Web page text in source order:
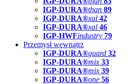
IGP-DURA®than 89
IGP-DURA®xal 42
IGP-DURA®xal 46
IGP-HWFindustry 79
Przemysł wewnątrz
IGP-DURA®guard 32
IGP-DURA®mix 33
IGP-DURA®mix 39
IGP-DURA®one 56